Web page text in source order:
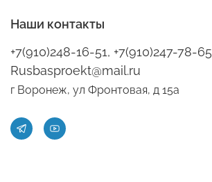
Наши контакты
+7(910)248-16-51, +7(910)247-78-65
Rusbasproekt@mail.ru
г Воронеж, ул Фронтовая, д 15а